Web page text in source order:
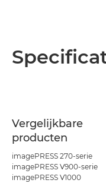
Vergelijkbare
producten
imagePRESS 270-serie
imagePRESS V900-serie
imagePRESS V1000